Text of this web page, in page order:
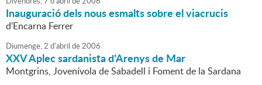
Inauguració dels nous esmalts sobre el viacrucis
d'Encarna Ferrer
Diumenge,2 d'abril de2006
XXV Aplec sardanista d'Arenys de Mar
Montgrins, Jovenívola de Sabadell i Foment de la Sardana